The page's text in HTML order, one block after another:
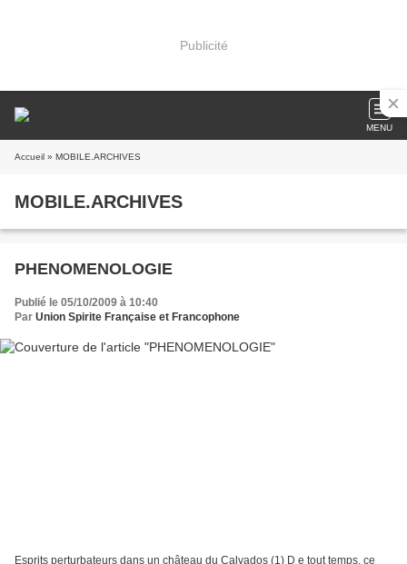
Publicité
MENU
Accueil » MOBILE.ARCHIVES
MOBILE.ARCHIVES
PHENOMENOLOGIE
Publié le 05/10/2009 à 10:40
Par Union Spirite Française et Francophone
Esprits perturbateurs dans un château du Calvados (1) D e tout temps, ce